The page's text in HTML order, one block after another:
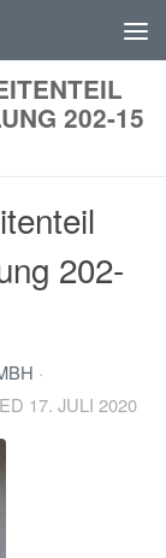
202-15
202-
·
17. JULI 2020